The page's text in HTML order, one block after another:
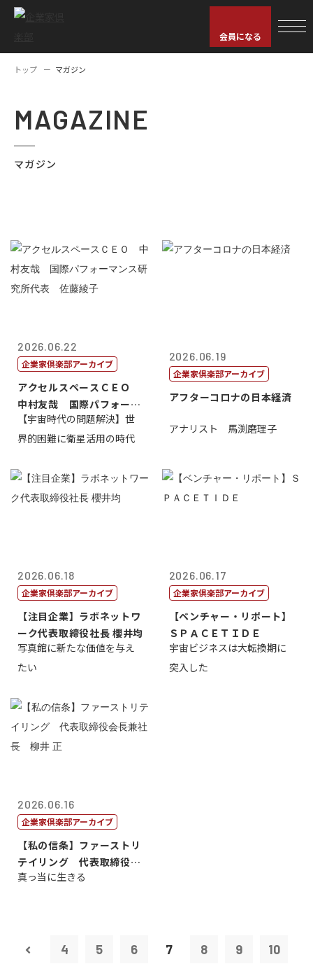
会員になる
トップ マガジン
MAGAZINE
マガジン
2026.06.22
企業家倶楽部アーカイブ
アクセルスペースＣＥＯ
中村友哉 国際パフォーマ
ンス研究所代...
【宇宙時代の問題解決】世
界的困難に衛星活用の時代
2026.06.19
企業家倶楽部アーカイブ
アフターコロナの日本経済
アナリスト 馬渕磨理子
2026.06.18
企業家倶楽部アーカイブ
【注目企業】ラボネットワ
ーク代表取締役社長 櫻井均
写真館に新たな価値を与え
たい
2026.06.17
企業家倶楽部アーカイブ
【ベンチャー・リポート】
ＳＰＡＣＥＴＩＤＥ
宇宙ビジネスは大転換期に
突入した
2026.06.16
企業家倶楽部アーカイブ
【私の信条】ファーストリ
テイリング 代表取締役会
長兼社長 柳...
真っ当に生きる
4 5 6 7 8 9 10